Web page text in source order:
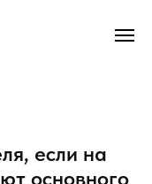
если на
основного